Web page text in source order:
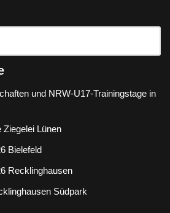
und NRW-U17-Trainingstage in
Ziegelei Lünen
Bielefeld
Recklinghausen
Südpark